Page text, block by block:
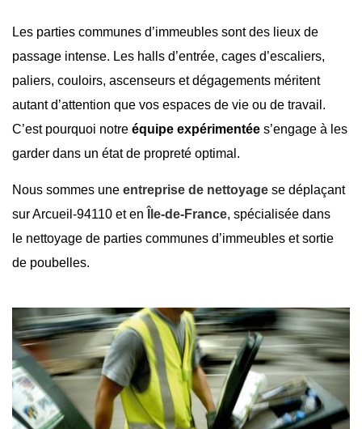
Les parties communes d’immeubles sont des lieux de
passage intense. Les halls d’entrée, cages d’escaliers,
paliers, couloirs, ascenseurs et dégagements méritent
autant d’attention que vos espaces de vie ou de travail.
C’est pourquoi notre équipe expérimentée s’engage à les
garder dans un état de propreté optimal.
Nous sommes une entreprise de nettoyage se déplaçant
surArcueil-94110 et en Île-de-France, spécialisée dans
le nettoyage de parties communes d’immeubles etsortie
de poubelles.